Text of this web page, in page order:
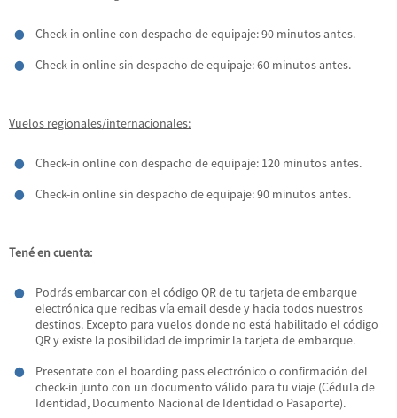
Check-in online con despacho de equipaje: 90 minutos antes.
Check-in online sin despacho de equipaje: 60 minutos antes.
Vuelos regionales/internacionales:
Check-in online con despacho de equipaje: 120 minutos antes.
Check-in online sin despacho de equipaje: 90 minutos antes.
Tené en cuenta:
Podrás embarcar con el código QR de tu tarjeta de embarque
electrónica que recibas vía email desde y hacia todos nuestros
destinos. Excepto para vuelos donde no está habilitado el código
QR y existe la posibilidad de imprimir la tarjeta de embarque.
Presentate con el boarding pass electrónico o confirmación del
check-in junto con un documento válido para tu viaje (Cédula de
Identidad, Documento Nacional de Identidad o Pasaporte).